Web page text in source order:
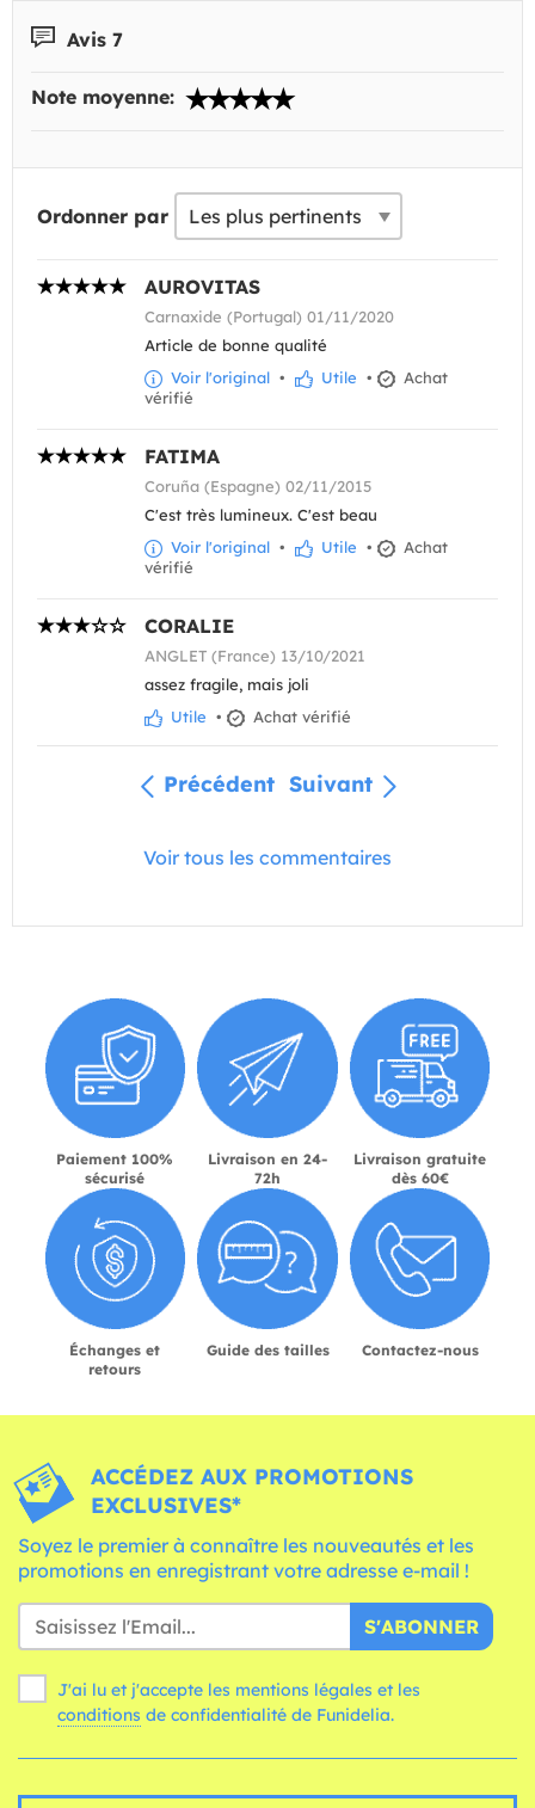
Avis 7
Note moyenne:
Ordonner par
AUROVITAS
Carnaxide (Portugal) 01/11/2020
Article de bonne qualité
Voir l'original • Utile •
Achat
vérifié
FATIMA
Coruña (Espagne) 02/11/2015
C'est très lumineux. C'est beau
Voir l'original • Utile •
Achat
vérifié
CORALIE
ANGLET (France) 13/10/2021
assez fragile, mais joli
Utile • Achat vérifié
Précédent Suivant
Voir tous les commentaires
Paiement 100%
sécurisé
Livraison en 24-
72h
Livraison gratuite
dès 60€
Échanges et
retours
Guide des tailles Contactez-nous
ACCÉDEZ AUX PROMOTIONS
EXCLUSIVES*
Soyez le premier à connaître les nouveautés et les
promotions en enregistrant votre adresse e-mail !
S'ABONNER
J'ai lu et j'accepte les mentions légales et les
conditions de confidentialité de Funidelia.